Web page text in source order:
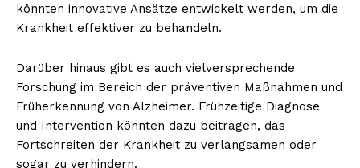
könnten innovative Ansätze entwickelt werden, um die
Krankheit effektiver zu behandeln.
Darüber hinaus gibt es auch vielversprechende
Forschung im Bereich der präventiven Maßnahmen und
Früherkennung von Alzheimer. Frühzeitige Diagnose
und Intervention könnten dazu beitragen, das
Fortschreiten der Krankheit zu verlangsamen oder
sogar zu verhindern.